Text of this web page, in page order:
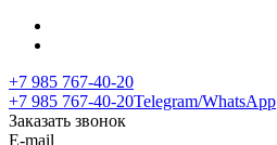
+7 985 767-40-20
+7 985 767-40-20Telegram/WhatsApp
Заказать звонок
E-mail